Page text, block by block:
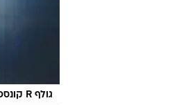
גולף R קונספט